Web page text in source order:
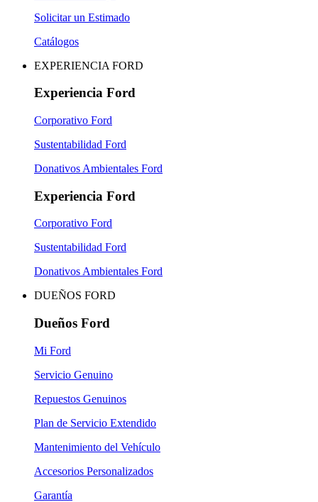
Solicitar un Estimado
Catálogos
EXPERIENCIA FORD
Experiencia Ford
Corporativo Ford
Sustentabilidad Ford
Donativos Ambientales Ford
Experiencia Ford
Corporativo Ford
Sustentabilidad Ford
Donativos Ambientales Ford
DUEÑOS FORD
Dueños Ford
Mi Ford
Servicio Genuino
Repuestos Genuinos
Plan de Servicio Extendido
Mantenimiento del Vehículo
Accesorios Personalizados
Garantía